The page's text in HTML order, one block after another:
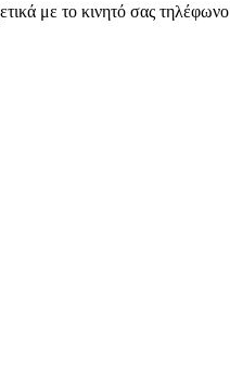
με το κινητό σας τηλέφωνο